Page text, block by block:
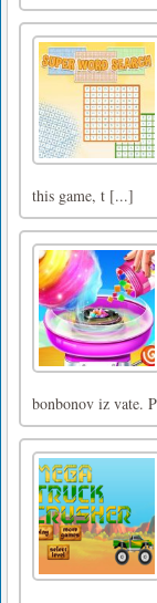
this game, t [...]
bonbonov iz vate.